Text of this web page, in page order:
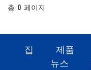
총 0 페이지
집 제품
뉴스